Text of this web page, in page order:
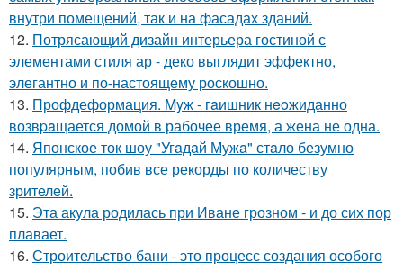
внутри помещений, так и на фасадах зданий.
12. Потрясающий дизайн интерьера гостиной с
элементами стиля ар - деко выглядит эффектно,
элегантно и по-настоящему роскошно.
13. Профдеформация. Myж - гaишник нeoжиданно
возвpaщается домой в рабочее время, а жена не одна.
14. Японское ток шоу "Угaдaй Мужa" стaло безумно
популярным, побив все рекорды по количеству
зрителей.
15. Эта акула родилась при Иване грозном - и до сих пор
плавает.
16. Строительство бани - это процесс создания особого